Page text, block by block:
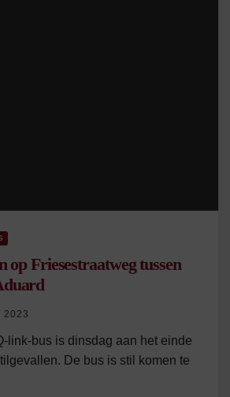
op Friesestraatweg tussen
2023
link-bus is dinsdag aan het einde
De bus is stil komen te